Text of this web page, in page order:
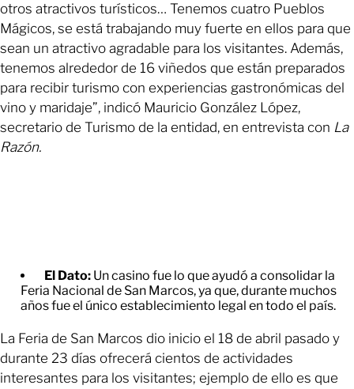
otros atractivos turísticos… Tenemos cuatro Pueblos
Mágicos, se está trabajando muy fuerte en ellos para que
sean un atractivo agradable para los visitantes. Además,
tenemos alrededor de 16 viñedos que están preparados
para recibir turismo con experiencias gastronómicas del
vino y maridaje”, indicó Mauricio González López,
secretario de Turismo de la entidad, en entrevista con La
Razón.
El Dato: Un casino fue lo que ayudó a consolidar la
Feria Nacional de San Marcos, ya que, durante muchos
años fue el único establecimiento legal en todo el país.
La Feria de San Marcos dio inicio el 18 de abril pasado y
durante 23 días ofrecerá cientos de actividades
interesantes para los visitantes; ejemplo de ello es que